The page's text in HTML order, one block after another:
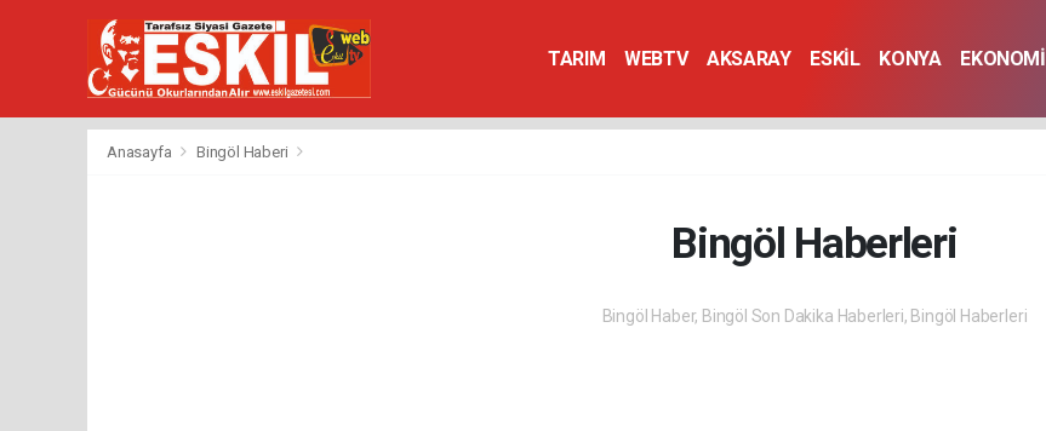
TARIM WEBTV AKSARAY ESKİL KONYA EKONOMİ
Anasayfa Bingöl Haberi
Bingöl Haberleri
Bingöl Haber, Bingöl Son Dakika Haberleri, Bingöl Haberleri